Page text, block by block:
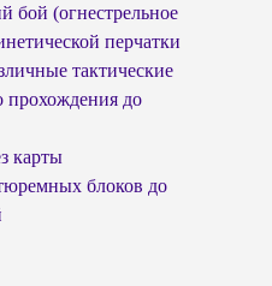
бой (огнестрельное
перчатки
тактические
прохождения до
карты
блоков до